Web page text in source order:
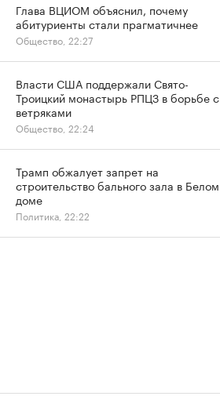
Глава ВЦИОМ объяснил, почему
абитуриенты стали прагматичнее
Общество, 22:27
Власти США поддержали Свято-
Троицкий монастырь РПЦЗ в борьбе с
ветряками
Общество, 22:24
Трамп обжалует запрет на
строительство бального зала в Белом
доме
Политика, 22:22